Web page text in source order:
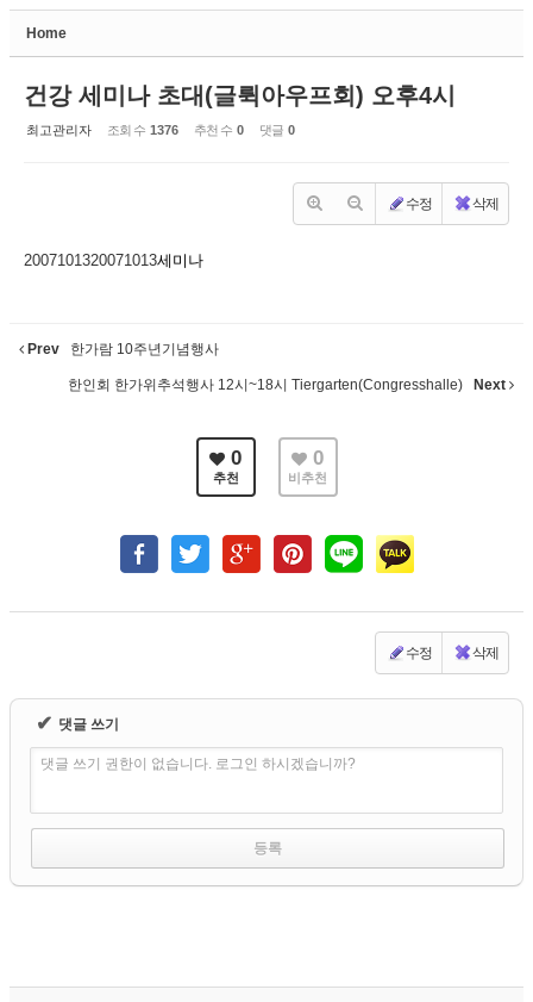
Home
건강 세미나 초대(글뤽아우프회) 오후4시
최고관리자 조회 수 1376 추천 수 0 댓글 0
수정 삭제
2007101320071013세미나
Prev 한가람 10주년기념행사
한인회 한가위추석행사 12시~18시 Tiergarten(Congresshalle) Next
0
추천
0
비추천
수정 삭제
✔ 댓글 쓰기
댓글 쓰기 권한이 없습니다. 로그인 하시겠습니까?
Sketchbook5, 스케치북5
Sketchbook5, 스케치북5